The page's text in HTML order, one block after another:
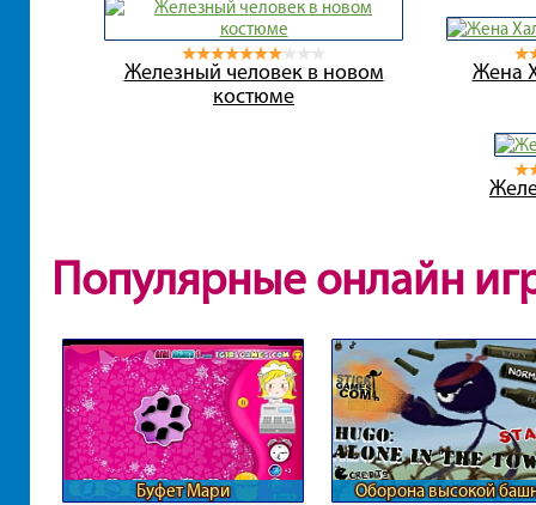
Железный человек в новом
костюме
Жена
Популярные онлайн
Буфет Мари Оборона высокой